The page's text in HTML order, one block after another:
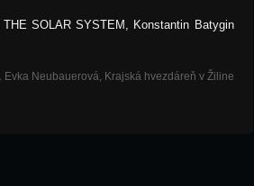
SOLAR SYSTEM, Konstantin Batygin
Evka Neubauerová, Krajská hvezdáreň v Žiline